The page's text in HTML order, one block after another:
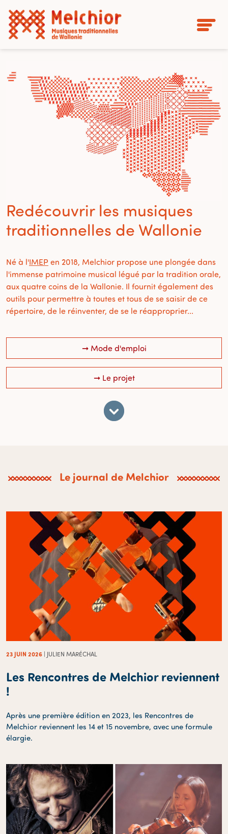
Redécouvrir les musiques
traditionnelles de Wallonie
Né à l'IMEP en 2018, Melchior propose une plongée dans
l'immense patrimoine musical légué par la tradition orale,
aux quatre coins de la Wallonie. Il fournit également des
outils pour permettre à toutes et tous de se saisir de ce
répertoire, de le réinventer, de se le réapproprier...
➞ Mode d'emploi
➞ Le projet
Le journal de Melchior
23 JUIN 2026 | JULIEN MARÉCHAL
Les Rencontres de Melchior reviennent
!
Après une première édition en 2023, les Rencontres de
Melchior reviennent les 14 et 15 novembre, avec une formule
élargie.